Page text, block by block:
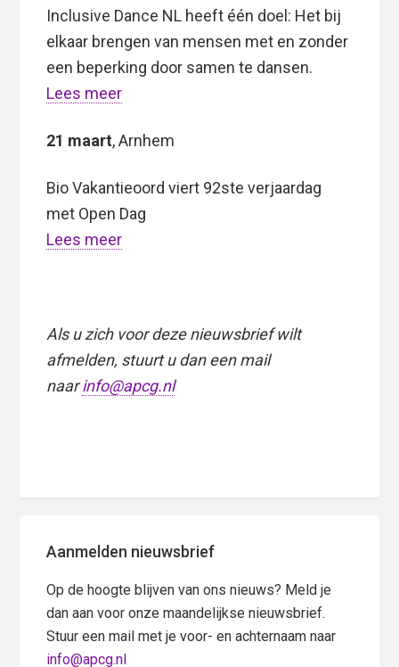
Inclusive Dance NL heeft één doel: Het bij
elkaar brengen van mensen met en zonder
een beperking door samen te dansen.
Lees meer
21 maart, Arnhem
Bio Vakantieoord viert 92ste verjaardag
met Open Dag
Lees meer
Als u zich voor dezenieuwsbriefwilt
afmelden, stuurt u dan een mail
naarinfo@apcg.nl
Sidebar
Aanmelden nieuwsbrief
Op de hoogte blijven van ons nieuws? Meld je
dan aan voor onze maandelijkse nieuwsbrief.
Stuur een mail met je voor- en achternaam naar
info@apcg.nl